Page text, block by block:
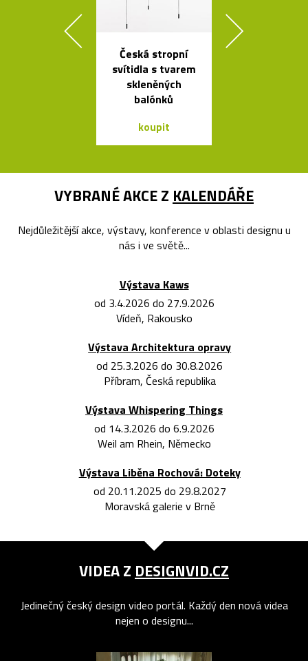
Česká stropní
svítidla s tvarem
skleněných
balónků
koupit
VYBRANÉ AKCE Z KALENDÁŘE
Nejdůležitější akce, výstavy, konference v oblasti designu u
nás i ve světě...
Výstava Kaws
od 3.4.2026 do 27.9.2026
Vídeň, Rakousko
Výstava Architektura opravy
od 25.3.2026 do 30.8.2026
Příbram, Česká republika
Výstava Whispering Things
od 14.3.2026 do 6.9.2026
Weil am Rhein, Německo
Výstava Liběna Rochová: Doteky
od 20.11.2025 do 29.8.2027
Moravská galerie v Brně
VIDEA Z DESIGNVID.CZ
Jedinečný český design video portál. Každý den nová videa
nejen o designu...